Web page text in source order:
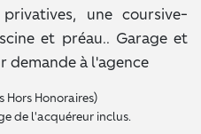
une coursive-
et préau.. Garage et
demande à l'agence
Hors Honoraires)
de l'acquéreur inclus.